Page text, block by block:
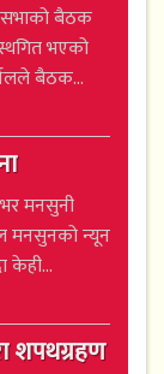
बैठक
भएको
बैठक...
मनसुनी
मनसुनको न्यून
केही...
शपथग्रहण